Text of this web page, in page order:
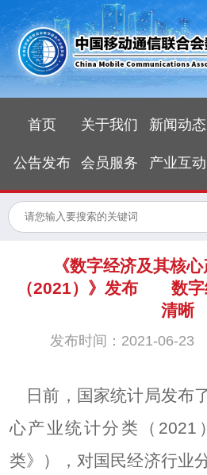
首页 关于我们 新闻动态
公告发布 会员服务 产业互动
《数字经济及其核
（2021）》发布 数字
清晰
发布时间：2021-06-23
日前，国家统计局发布
心产业统计分类（2021
类》），对国民经济行业